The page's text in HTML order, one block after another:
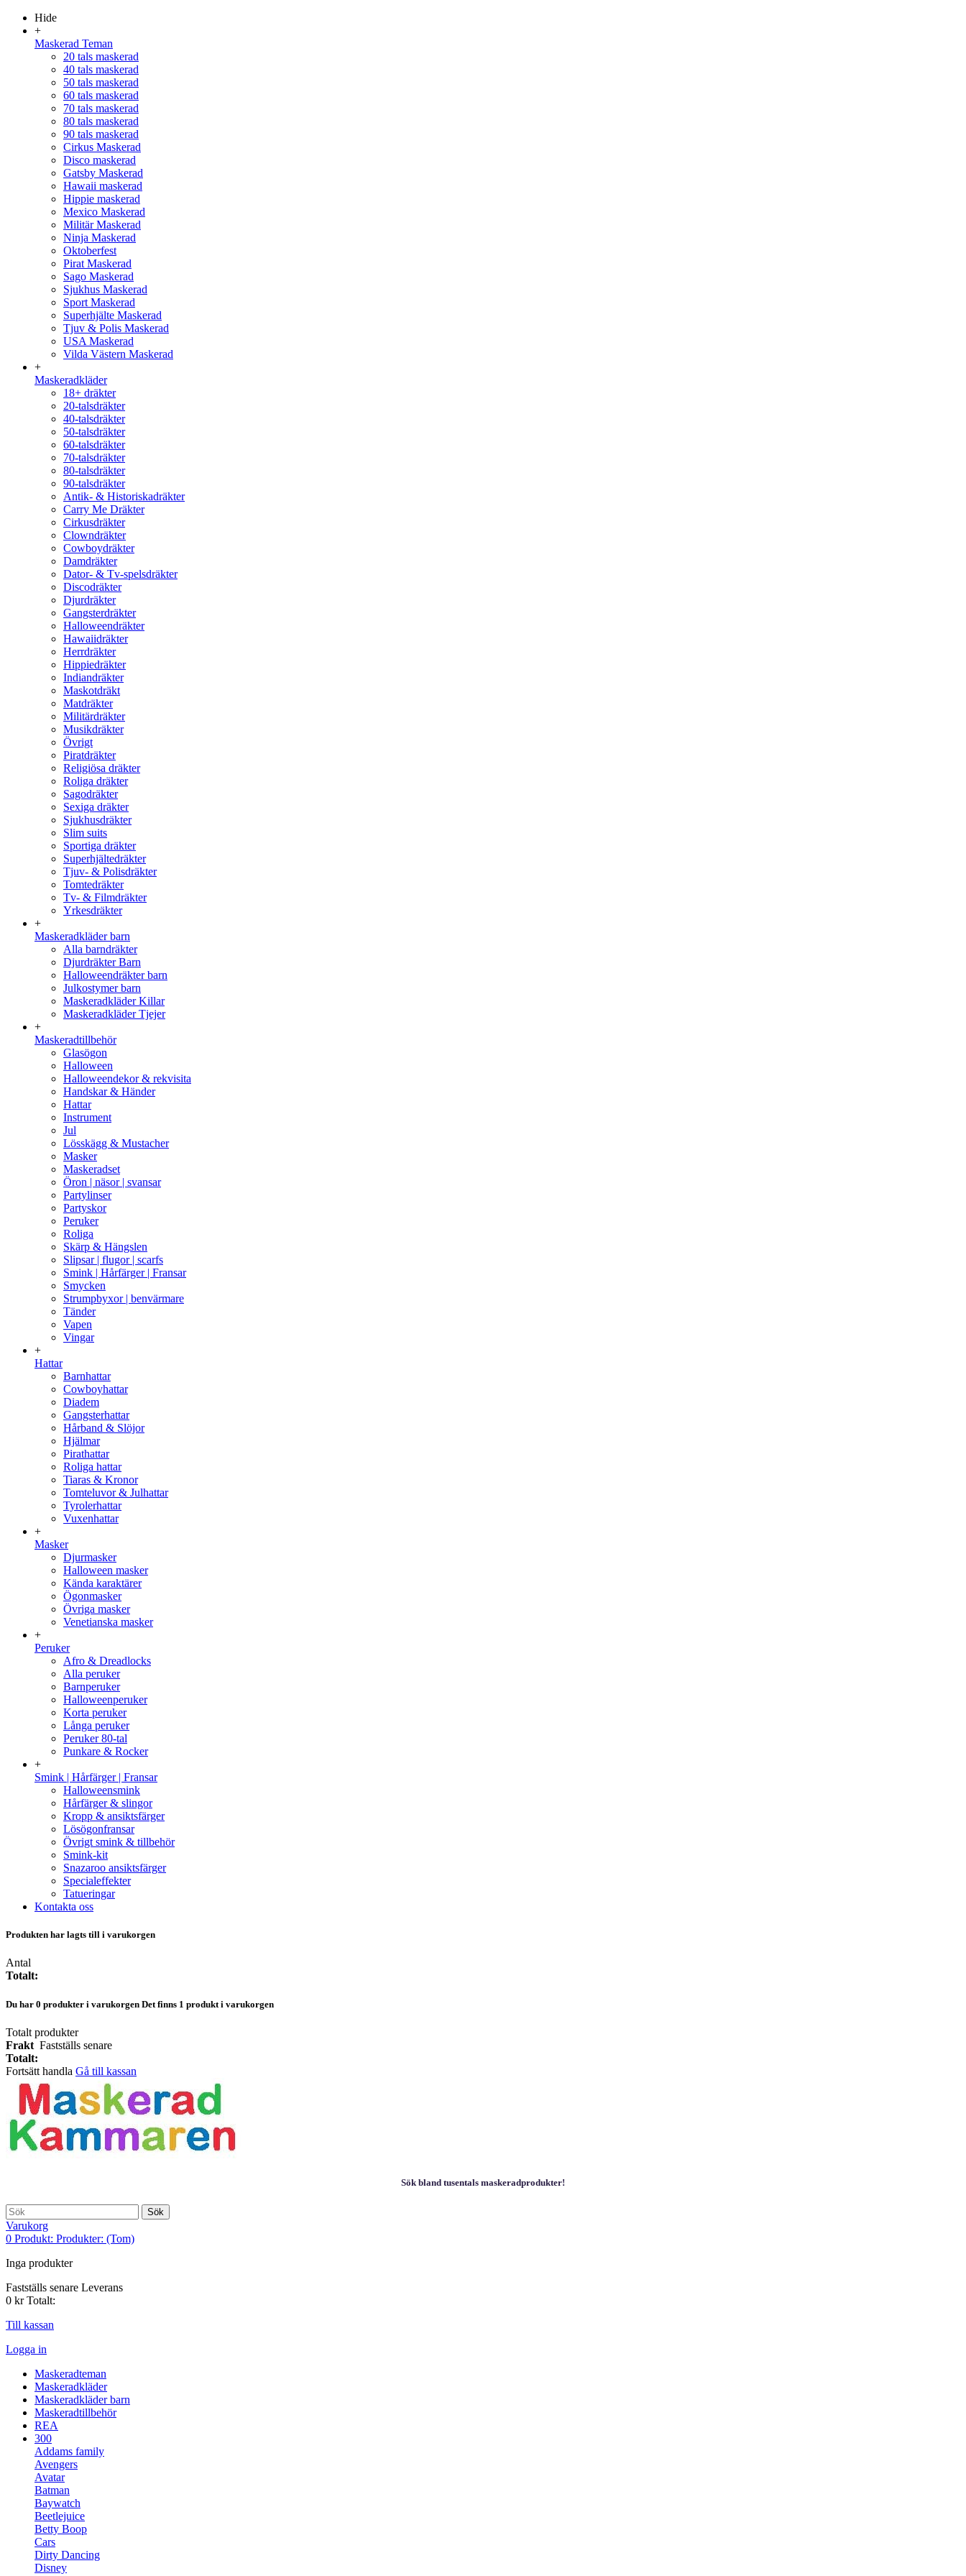
Hide
+
Maskerad Teman
20 tals maskerad
40 tals maskerad
50 tals maskerad
60 tals maskerad
70 tals maskerad
80 tals maskerad
90 tals maskerad
Cirkus Maskerad
Disco maskerad
Gatsby Maskerad
Hawaii maskerad
Hippie maskerad
Mexico Maskerad
Militär Maskerad
Ninja Maskerad
Oktoberfest
Pirat Maskerad
Sago Maskerad
Sjukhus Maskerad
Sport Maskerad
Superhjälte Maskerad
Tjuv & Polis Maskerad
USA Maskerad
Vilda Västern Maskerad
+
Maskeradkläder
18+ dräkter
20-talsdräkter
40-talsdräkter
50-talsdräkter
60-talsdräkter
70-talsdräkter
80-talsdräkter
90-talsdräkter
Antik- & Historiskadräkter
Carry Me Dräkter
Cirkusdräkter
Clowndräkter
Cowboydräkter
Damdräkter
Dator- & Tv-spelsdräkter
Discodräkter
Djurdräkter
Gangsterdräkter
Halloweendräkter
Hawaiidräkter
Herrdräkter
Hippiedräkter
Indiandräkter
Maskotdräkt
Matdräkter
Militärdräkter
Musikdräkter
Övrigt
Piratdräkter
Religiösa dräkter
Roliga dräkter
Sagodräkter
Sexiga dräkter
Sjukhusdräkter
Slim suits
Sportiga dräkter
Superhjältedräkter
Tjuv- & Polisdräkter
Tomtedräkter
Tv- & Filmdräkter
Yrkesdräkter
+
Maskeradkläder barn
Alla barndräkter
Djurdräkter Barn
Halloweendräkter barn
Julkostymer barn
Maskeradkläder Killar
Maskeradkläder Tjejer
+
Maskeradtillbehör
Glasögon
Halloween
Halloweendekor & rekvisita
Handskar & Händer
Hattar
Instrument
Jul
Lösskägg & Mustacher
Masker
Maskeradset
Öron | näsor | svansar
Partylinser
Partyskor
Peruker
Roliga
Skärp & Hängslen
Slipsar | flugor | scarfs
Smink | Hårfärger | Fransar
Smycken
Strumpbyxor | benvärmare
Tänder
Vapen
Vingar
+
Hattar
Barnhattar
Cowboyhattar
Diadem
Gangsterhattar
Hårband & Slöjor
Hjälmar
Pirathattar
Roliga hattar
Tiaras & Kronor
Tomteluvor & Julhattar
Tyrolerhattar
Vuxenhattar
+
Masker
Djurmasker
Halloween masker
Kända karaktärer
Ögonmasker
Övriga masker
Venetianska masker
+
Peruker
Afro & Dreadlocks
Alla peruker
Barnperuker
Halloweenperuker
Korta peruker
Långa peruker
Peruker 80-tal
Punkare & Rocker
+
Smink | Hårfärger | Fransar
Halloweensmink
Hårfärger & slingor
Kropp & ansiktsfärger
Lösögonfransar
Övrigt smink & tillbehör
Smink-kit
Snazaroo ansiktsfärger
Specialeffekter
Tatueringar
Kontakta oss
Produkten har lagts till i varukorgen
Antal
Totalt:
Du har 0 produkter i varukorgen Det finns 1 produkt i varukorgen
Totalt produkter
Frakt Fastställs senare
Totalt:
Fortsätt handla Gå till kassan
Sök bland tusentals maskeradprodukter!
Sök
Varukorg
0 Produkt: Produkter: (Tom)
Inga produkter
Fastställs senare Leverans
0 kr Totalt:
Till kassan
Logga in
Maskeradteman
Maskeradkläder
Maskeradkläder barn
Maskeradtillbehör
REA
300
Addams family
Avengers
Avatar
Batman
Baywatch
Beetlejuice
Betty Boop
Cars
Dirty Dancing
Disney